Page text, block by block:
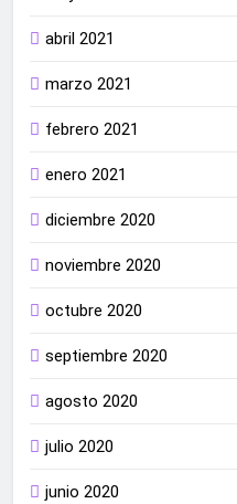
abril 2021
marzo 2021
febrero 2021
enero 2021
diciembre 2020
noviembre 2020
octubre 2020
septiembre 2020
agosto 2020
julio 2020
junio 2020